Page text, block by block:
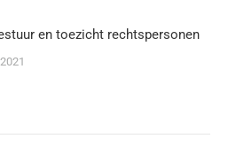
en toezicht rechtspersonen